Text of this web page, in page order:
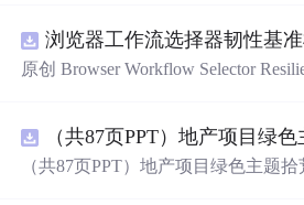
原创 Browser Workflow Selector
建立固定样本、权重和验收区间，
率、覆盖率与效率；本地网页、
（共87页PPT）地产项目绿色主题